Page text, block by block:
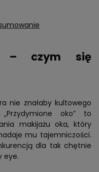
– czym się
nie znałaby kultowego
oko” to
makijażu oka, który
mu tajemniczości.
dla tak chętnie
eye.